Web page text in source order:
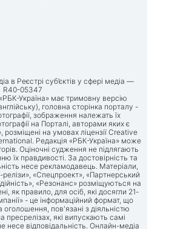
в Реєстрі суб’єктів у сфері медіа —
R40-05347
Україна» має тримовну версію
головна сторінка порталу -
зображення належать їх
на Порталі, авторами яких є
розміщені на умовах ліцензії Creative
Редакція «РБК-Україна» може
Оціночні судження не підлягають
їх правдивості. За достовірність та
несе рекламодавець. Матеріали,
«Спецпроект», «Партнерський
«Резонанс» розміщуються на
як правило, для осіб, які досягли 21-
- це інформаційний формат, що
оголошення, пов'язані з діяльністю
пресрелізах, які випускають самі
несе відповідальність. Онлайн-медіа